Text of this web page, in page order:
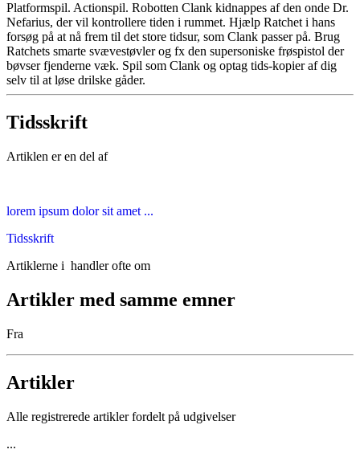
Platformspil. Actionspil. Robotten Clank kidnappes af den onde Dr.
Nefarius, der vil kontrollere tiden i rummet. Hjælp Ratchet i hans
forsøg på at nå frem til det store tidsur, som Clank passer på. Brug
Ratchets smarte svævestøvler og fx den supersoniske frøspistol der
bøvser fjenderne væk. Spil som Clank og optag tids-kopier af dig
selv til at løse drilske gåder.
Tidsskrift
Artiklen er en del af
lorem ipsum dolor sit amet ...
Tidsskrift
Artiklerne i handler ofte om
Artikler med samme emner
Fra
Artikler
Alle registrerede artikler fordelt på udgivelser
...